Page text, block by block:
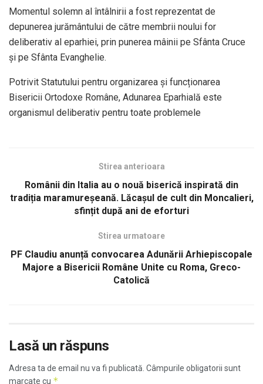
Momentul solemn al întâlnirii a fost reprezentat de
depunerea jurământului de către membrii noului for
deliberativ al eparhiei, prin punerea mâinii pe Sfânta Cruce
și pe Sfânta Evanghelie.
Potrivit Statutului pentru organizarea și funcționarea
Bisericii Ortodoxe Române, Adunarea Eparhială este
organismul deliberativ pentru toate problemele
Stirea anterioara
Românii din Italia au o nouă biserică inspirată din
tradiția maramureșeană. Lăcașul de cult din Moncalieri,
sfințit după ani de eforturi
Stirea urmatoare
PF Claudiu anunță convocarea Adunării Arhiepiscopale
Majore a Bisericii Române Unite cu Roma, Greco-
Catolică
Lasă un răspuns
Adresa ta de email nu va fi publicată. Câmpurile obligatorii sunt
marcate cu *